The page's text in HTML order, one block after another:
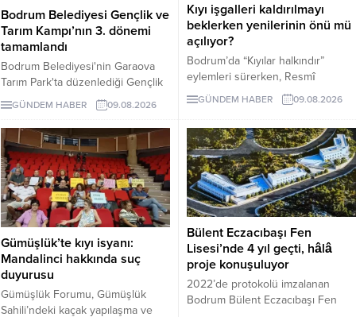
Bodrum Belediyesi Gençlik ve
Tarım Kampı’nın 3. dönemi
tamamlandı
Bodrum Belediyesi'nin Garaova
Tarım Park'ta düzenlediği Gençlik
ve Tarım Kampı'nın 3. dönemi;
lavanta hasadı, sürdürülebilir tarım
eğitimleri ve Agro Bodrum Rotası
ziyaretleriyle tamamlandı.
Katılımcılara sertifika töreniyle
belgeleri verildi.
GÜNDEM HABER 09.08.2026
Kıyı işgalleri kaldırılmayı
beklerken yenilerinin önü mü
açılıyor?
Bodrum’da “Kıyılar halkındır”
eylemleri sürerken, Resmî
Gazete’de yayımlanan
yönetmelikle kıyı ve sahil
Bakanlığa bağlı kuruluşlara ve
iştiraklerine kiralanmasının önü
açıldı. Alanların daha sonra
üçüncü kişilere kullandırılmasını
engelleyen açık bir hüküm
bulunmaması yeni kıyı işgalleri
endişesi yarattı.
GÜNDEM HABER 09.08.2026
Gümüşlük’te kıyı isyanı:
Mandalinci hakkında suç
duyurusu
Gümüşlük Forumu, Gümüşlük
Sahili’ndeki kaçak yapılaşma ve
Bülent Eczacıbaşı Fen
Lisesi’nde 4 yıl geçti, hâlâ
proje konuşuluyor
2022’de protokolü imzalanan
Bodrum Bülent Eczacıbaşı Fen